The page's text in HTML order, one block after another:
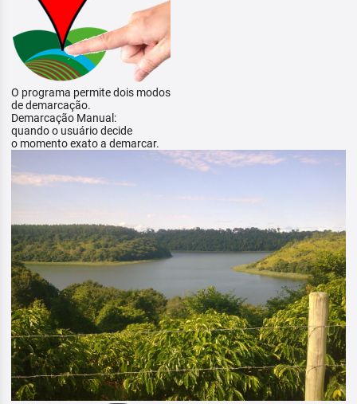
O programa permite dois modos
de demarcação.
Demarcação Manual:
quando o usuário decide
o momento exato a demarcar.